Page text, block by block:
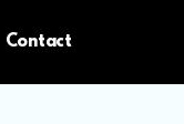
Contact